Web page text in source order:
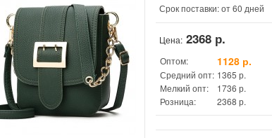
Срок поставки: от 60 дней
Цена: 2368 р.
Оптом: 1128 р.
Средний опт: 1365 р.
Мелкий опт:
1736 р.
Розница:
2368 р.